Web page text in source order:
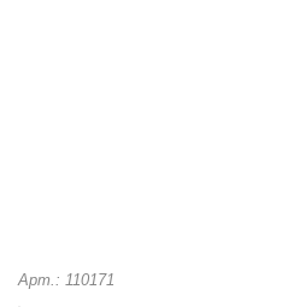
Арт.: 110171